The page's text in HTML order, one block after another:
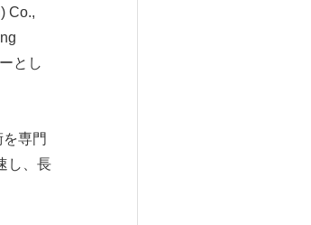
Co.,
とし
専門
し、長